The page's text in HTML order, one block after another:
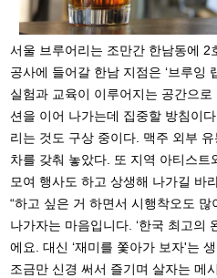
서울 브루어리는 조만간 한남동에 2
공사에 들어갈 한남 지점은 ‘브루잉
실험과 교육이 이루어지는 공간으
션을 이어 나가는데 집중할 방침이
리는 것도 구상 중이다. 맥주 외부
차를 갖춰 놓았다. 또 지역 아티스트
모여 행사도 하고 상생해 나가길 바
“하고 싶은 거 하면서 시행착오도
나가자는 마음입니다. ‘한국 최고의
에요. 대신 ‘재미를 쫓아가 보자'는
조금만 신경 써서 즐기며 살자는 메